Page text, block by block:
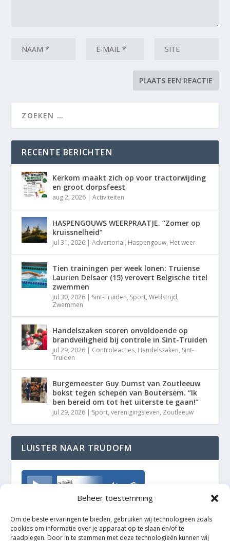
Beheer toestemming
Om de beste ervaringen te bieden, gebruiken wij technologieën zoals
cookies om informatie over je apparaat op te slaan en/of te
raadplegen. Door in te stemmen met deze technologieën kunnen wij
RECENTE BERICHTEN
Kerkom maakt zich op voor tractorwijding
en groot dorpsfeest
aug 2, 2026 |Activiteiten
HASPENGOUWS WEERPRAATJE. “Zomer op
kruissnelheid”
jul 31, 2026 |Advertorial, Haspengouw, Het weer
Tien trainingen per week lonen: Truiense
Laurien Delsaer (15) verovert Belgische titel
zwemmen
jul 30, 2026 | Sint-Truiden, Sport,Wedstrijd,
Zwemmen
Handelszaken scoren onvoldoende op
brandveiligheid bij controle in Sint-Truiden
jul 29, 2026 | Controleacties, Handelszaken, Sint-
Truiden
Burgemeester Guy Dumst van Zoutleeuw
bokst tegen schepen van Boutersem. “Ik
ben bereid om tot het uiterste te gaan!”
jul 29, 2026 | Sport,verenigingsleven, Zoutleeuw
LUISTER NAAR TRUDOFM
TrudoFM